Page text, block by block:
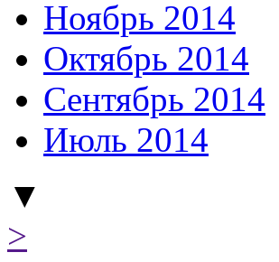
Ноябрь 2014
Октябрь 2014
Сентябрь 2014
Июль 2014
▼
>